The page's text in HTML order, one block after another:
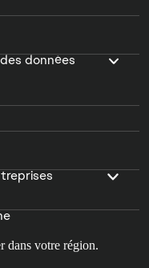
données
dans votre région.